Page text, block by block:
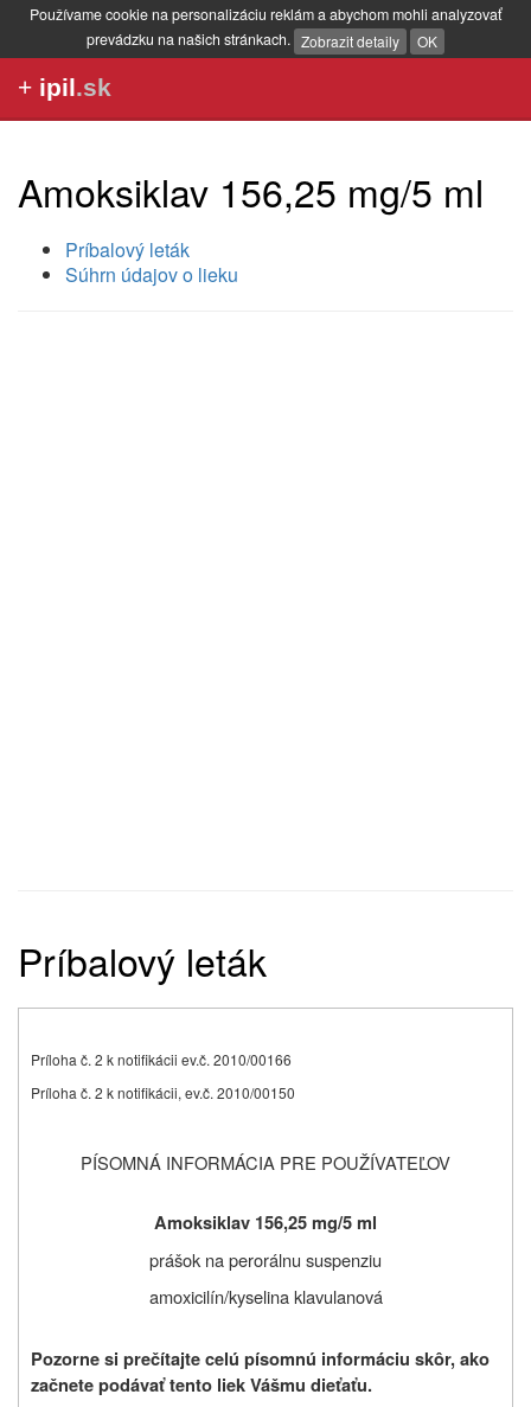
Používame cookie na personalizáciu reklám a abychom mohli analyzovať
prevádzku na našich stránkach. Zobrazit detaily OK
+ ipil.sk
Amoksiklav 156,25 mg/5 ml
Príbalový leták
Súhrn údajov o lieku
Príbalový leták
Príloha č. 2 k notifikácii ev.č. 2010/00166
Príloha č. 2 k notifikácii, ev.č. 2010/00150
PÍSOMNÁ INFORMÁCIA PRE POUŽÍVATEĽOV
Amoksiklav 156,25 mg/5 ml
prášok na perorálnu suspenziu
amoxicilín/kyselina klavulanová
Pozorne si prečítajte celú písomnú informáciu skôr, ako
začnete podávať tento liek Vášmu dieťaťu.